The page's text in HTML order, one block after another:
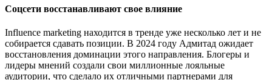
Соцсети восстанавливают свое влияние
Influence marketing находится в тренде уже несколько лет и не
собирается сдавать позиции. В 2024 году Адмитад ожидает
восстановления доминации этого направления. Блогеры и
лидеры мнений создали свои миллионные лояльные
аудитории, что сделало их отличными партнерами для